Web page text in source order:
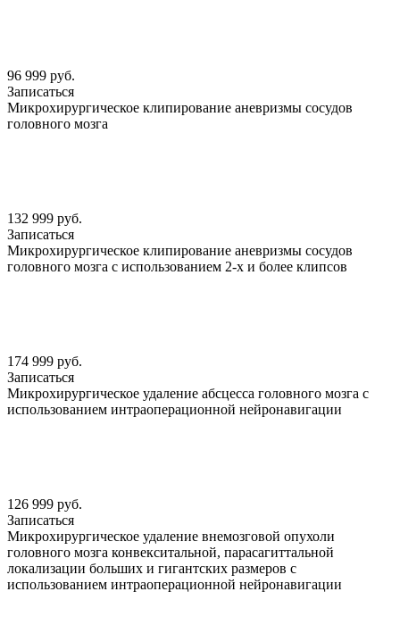
96 999 руб.
Записаться
Микрохирургическое клипирование аневризмы сосудов
головного мозга
132 999 руб.
Записаться
Микрохирургическое клипирование аневризмы сосудов
головного мозга с использованием 2-х и более клипсов
174 999 руб.
Записаться
Микрохирургическое удаление абсцесса головного мозга с
использованием интраоперационной нейронавигации
126 999 руб.
Записаться
Микрохирургическое удаление внемозговой опухоли
головного мозга конвекситальной, парасагиттальной
локализации больших и гигантских размеров с
использованием интраоперационной нейронавигации